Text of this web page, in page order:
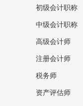
初级会计职称
中级会计职称
高级会计师
注册会计师
税务师
资产评估师